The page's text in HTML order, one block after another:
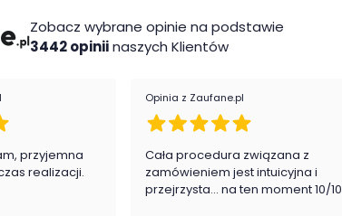
Zobacz wybrane opinie na podstawie
3442 opiniinaszych Klientów
przyjemna
realizacji.
Opinia z Zaufane.pl
Cała procedura związana z
zamówieniem jest intuicyjna i
przejrzysta... na ten moment 10/10